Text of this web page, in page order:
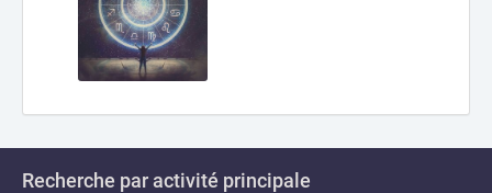
Recherche par activité principale